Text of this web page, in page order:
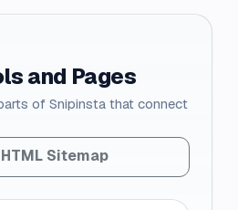
and Pages
of Snipinsta that connect
Sitemap